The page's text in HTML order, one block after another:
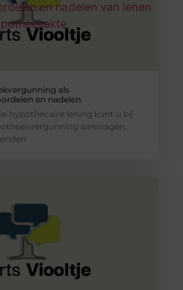
als
en nadelen
hypothecaire lening kunt u bij
aanvragen.